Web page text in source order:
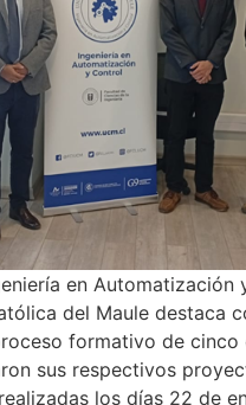
en Automatización
del Maule destaca
formativo de cinco
sus respectivos
los días 22 de